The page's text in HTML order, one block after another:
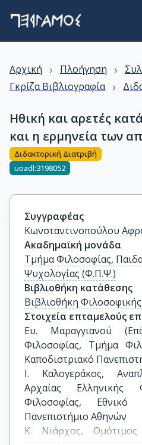
Αρχική › Πλοήγηση ›
Γκρίζα Βιβλιογραφία ›
Ηθική και αρετές
και η ερμηνεία των
Διδακτορική Διατριβή
uoadl:3198052
Συγγραφέας
Κωνσταντινοπούλου
Ακαδημαϊκή μονάδα
Τμήμα Φιλοσοφίας,
Ψυχολογίας (Φ.Π.Ψ.)
Βιβλιοθήκη κατάθεσης
Βιβλιοθήκη
Στοιχεία επταμελούς
Ευ. Μαραγγιανού
Φιλοσοφίας, Tμήμα
Καποδιστριακό
Ι. Καλογεράκος,
Αρχαίας Ελληνικής
Φιλοσοφίας, Εθνικό
Πανεπιστήμιο Αθηνών
Κ. Νιάρχος, Oμότιμος